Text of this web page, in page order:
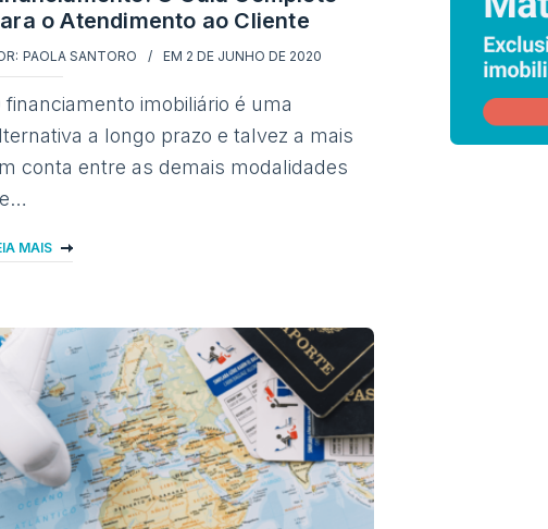
o Atendimento ao Cliente
PAOLA SANTORO EM 2 DE JUNHO DE 2020
financiamento imobiliário é uma
a longo prazo e talvez a mais
conta entre as demais modalidades
MAIS